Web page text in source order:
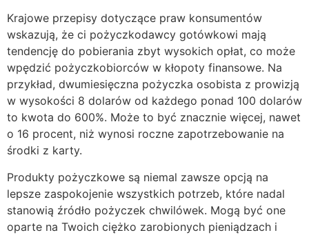
Krajowe przepisy dotyczące praw konsumentów
wskazują, że ci pożyczkodawcy gotówkowi mają
tendencję do pobierania zbyt wysokich opłat, co może
wpędzić pożyczkobiorców w kłopoty finansowe. Na
przykład, dwumiesięczna pożyczka osobista z prowizją
w wysokości 8 dolarów od każdego ponad 100 dolarów
to kwota do 600%. Może to być znacznie więcej, nawet
o 16 procent, niż wynosi roczne zapotrzebowanie na
środki z karty.
Produkty pożyczkowe są niemal zawsze opcją na
lepsze zaspokojenie wszystkich potrzeb, które nadal
stanowią źródło pożyczek chwilówek. Mogą być one
oparte na Twoich ciężko zarobionych pieniądzach i